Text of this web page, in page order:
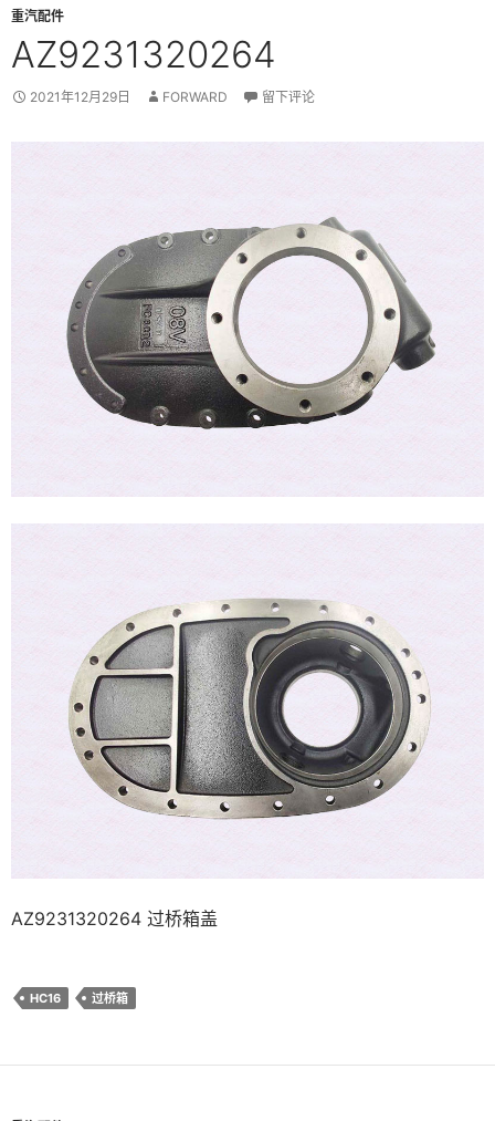
重汽配件
AZ9231320264
2021年12月29日 FORWARD 留下评论
AZ9231320264 过桥箱盖
HC16 过桥箱